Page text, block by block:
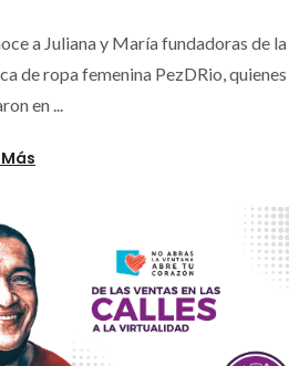
a Juliana y María fundadoras de la
de ropa femenina PezDRio, quienes
en ...